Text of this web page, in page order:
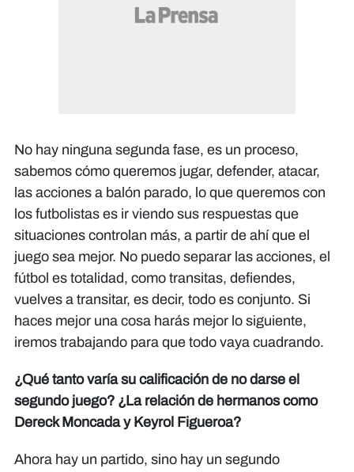
No hay ninguna segunda fase, es un proceso,
sabemos cómo queremos jugar, defender, atacar,
las acciones a balón parado, lo que queremos con
los futbolistas es ir viendo sus respuestas que
situaciones controlan más, a partir de ahí que el
juego sea mejor. No puedo separar las acciones, el
fútbol es totalidad, como transitas, defiendes,
vuelves a transitar, es decir, todo es conjunto. Si
haces mejor una cosa harás mejor lo siguiente,
iremos trabajando para que todo vaya cuadrando.
¿Qué tanto varía su calificación de no darse el
segundo juego? ¿La relación de hermanos como
Dereck Moncada y Keyrol Figueroa?​​​​​​
Ahora hay un partido, sino hay un segundo